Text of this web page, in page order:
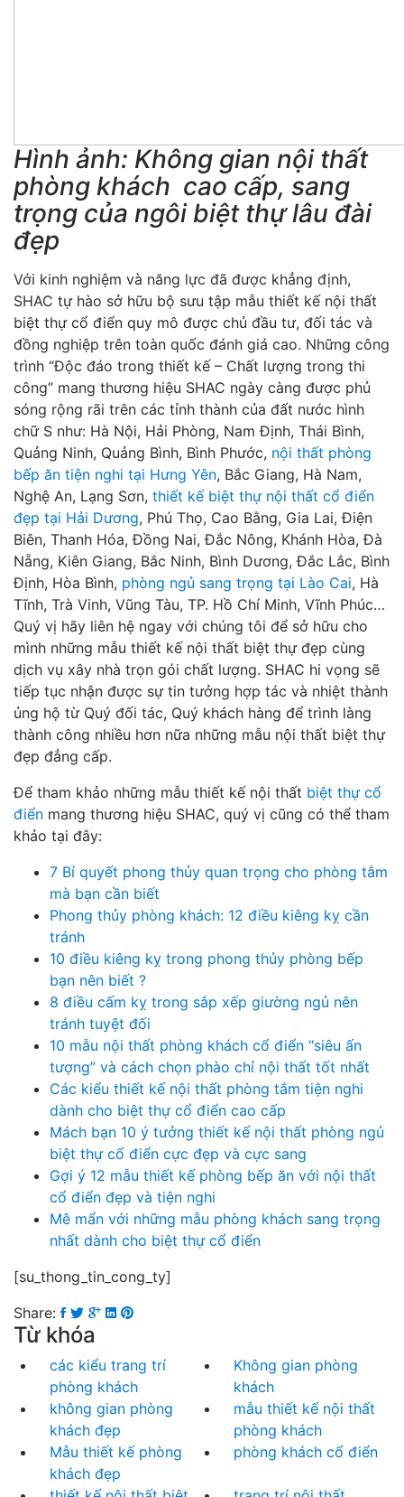
Hình ảnh: Không gian nội thất
phòng khách cao cấp, sang
trọng của ngôi biệt thự lâu đài
đẹp
Với kinh nghiệm và năng lực đã được khẳng định,
SHAC tự hào sở hữu bộ sưu tập mẫu thiết kế nội thất
biệt thự cổ điển quy mô được chủ đầu tư, đối tác và
đồng nghiệp trên toàn quốc đánh giá cao. Những công
trình “Độc đáo trong thiết kế – Chất lượng trong thi
công” mang thương hiệu SHAC ngày càng được phủ
sóng rộng rãi trên các tỉnh thành của đất nước hình
chữ S như: Hà Nội, Hải Phòng, Nam Định, Thái Bình,
Quảng Ninh, Quảng Bình, Bình Phước, nội thất phòng
bếp ăn tiện nghi tại Hưng Yên, Bắc Giang, Hà Nam,
Nghệ An, Lạng Sơn, thiết kế biệt thự nội thất cổ điển
đẹp tại Hải Dương, Phú Thọ, Cao Bằng, Gia Lai, Điện
Biên, Thanh Hóa, Đồng Nai, Đắc Nông, Khánh Hòa, Đà
Nẵng, Kiên Giang, Bắc Ninh, Bình Dương, Đắc Lắc, Bình
Định, Hòa Bình, phòng ngủ sang trọng tại Lào Cai, Hà
Tĩnh, Trà Vinh, Vũng Tàu, TP. Hồ Chí Minh, Vĩnh Phúc…
Quý vị hãy liên hệ ngay với chúng tôi để sở hữu cho
mình những mẫu thiết kế nội thất biệt thự đẹp cùng
dịch vụ xây nhà trọn gói chất lượng. SHAC hi vọng sẽ
tiếp tục nhận được sự tin tưởng hợp tác và nhiệt thành
ủng hộ từ Quý đối tác, Quý khách hàng để trình làng
thành công nhiều hơn nữa những mẫu nội thất biệt thự
đẹp đẳng cấp.
Để tham khảo những mẫu thiết kế nội thất biệt thự cổ
điển mang thương hiệu SHAC, quý vị cũng có thể tham
khảo tại đây:
7 Bí quyết phong thủy quan trọng cho phòng tắm
mà bạn cần biết
Phong thủy phòng khách: 12 điều kiêng kỵ cần
tránh
10 điều kiêng kỵ trong phong thủy phòng bếp
bạn nên biết ?
8 điều cấm kỵ trong sắp xếp giường ngủ nên
tránh tuyệt đối
10 mẫu nội thất phòng khách cổ điển “siêu ấn
tượng” và cách chọn phào chỉ nội thất tốt nhất
Các kiểu thiết kế nội thất phòng tắm tiện nghi
dành cho biệt thự cổ điển cao cấp
Mách bạn 10 ý tưởng thiết kế nội thất phòng ngủ
biệt thự cổ điển cực đẹp và cực sang
Gợi ý 12 mẫu thiết kế phòng bếp ăn với nội thất
cổ điển đẹp và tiện nghi
Mê mẩn với những mẫu phòng khách sang trọng
nhất dành cho biệt thự cổ điển
[su_thong_tin_cong_ty]
Share:
Từ khóa
các kiểu trang trí
phòng khách
Không gian phòng
khách
không gian phòng
khách đẹp
mẫu thiết kế nội thất
phòng khách
Mẫu thiết kế phòng
khách đẹp
phòng khách cổ điển